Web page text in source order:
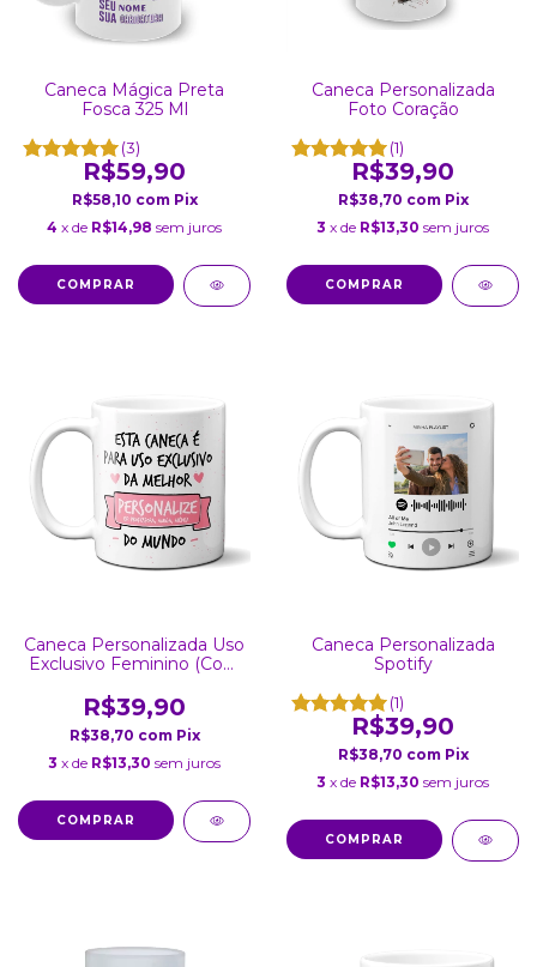
Caneca Mágica Preta
Fosca 325 Ml
(3)
R$59,90
R$58,10 com Pix
4 x de R$14,98 sem juros
Caneca Personalizada
Foto Coração
(1)
R$39,90
R$38,70 com Pix
3 x de R$13,30 sem juros
COMPRAR
Caneca Personalizada Uso
Exclusivo Feminino (Com
R$39,90
R$38,70 com Pix
3 x de R$13,30 sem juros
COMPRAR
Caneca Personalizada
Spotify
(1)
R$39,90
R$38,70 com Pix
3 x de R$13,30 sem juros
COMPRAR